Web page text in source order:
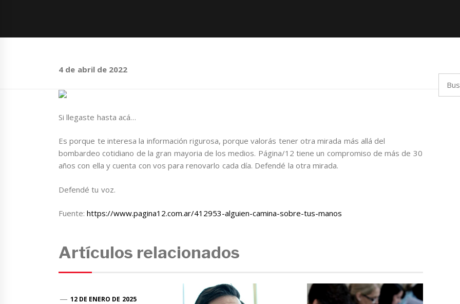
4 de abril de 2022
Si llegaste hasta acá…
Es porque te interesa la información rigurosa, porque valorás tener otra mirada más allá del
bombardeo cotidiano de la gran mayoria de los medios. Página/12 tiene un compromiso de más de 30
años con ella y cuenta con vos para renovarlo cada día. Defendé la otra mirada.
Defendé tu voz.
Fuente:https://www.pagina12.com.ar/412953-alguien-camina-sobre-tus-manos
Artículos relacionados
12 DE ENERO DE 2025